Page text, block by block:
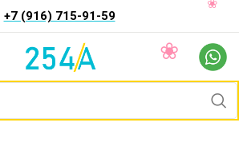
+7 (916) 715-91-59